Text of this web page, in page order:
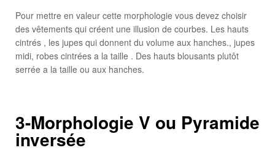
Pour mettre en valeur cette morphologie vous devez choisir
des vêtements qui créent une illusion de courbes. Les hauts
cintrés , les jupes qui donnent du volume aux hanches., jupes
midi, robes cintrées a la taille . Des hauts blousants plutôt
serrée a la taille ou aux hanches.
3-Morphologie V ou Pyramide
inversée